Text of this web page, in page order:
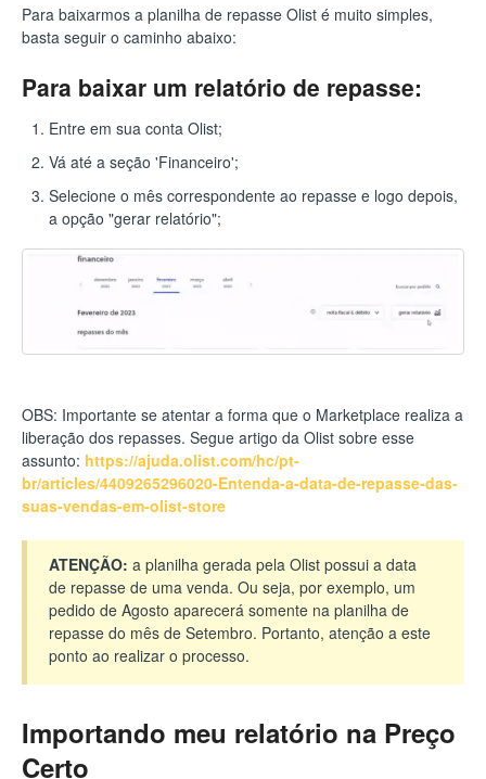
Para baixarmos a planilha de repasse Olist é muito simples,
basta seguir o caminho abaixo:
Para baixar um relatório de repasse:
Entre em sua conta Olist;
Vá até a seção 'Financeiro';
Selecione o mês correspondente ao repasse e logo depois,
a opção "gerar relatório";
OBS: Importante se atentar a forma que o Marketplace realiza a
liberação dos repasses. Segue artigo da Olist sobre esse
assunto: https://ajuda.olist.com/hc/pt-
br/articles/4409265296020-Entenda-a-data-de-repasse-das-
suas-vendas-em-olist-store
ATENÇÃO: a planilha gerada pela Olist possui a data
de repasse de uma venda. Ou seja, por exemplo, um
pedido de Agosto aparecerá somente na planilha de
repasse do mês de Setembro. Portanto, atenção a este
ponto ao realizar o processo.
Importando meu relatório na Preço
Certo